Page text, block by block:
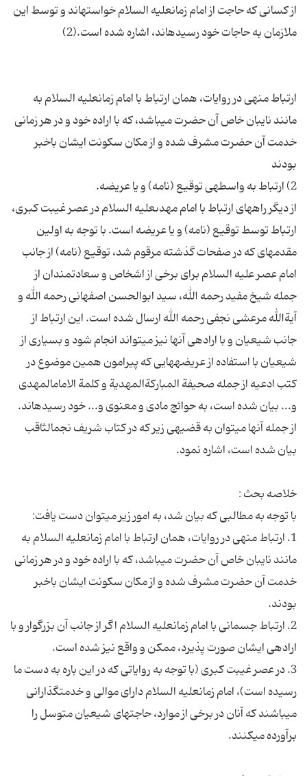
از كسانى كه حاجت از امام زمان‏علیه السلام خواسته‏اند و توسط این
ارتباط منهى در روایات، همان ارتباط با امام زمان‏علیه السلام به
مانند نایبان خاص آن حضرت مى‏باشد، كه با اراده خود و در هر زمانى
خدمت آن حضرت مشرف شده و از مكان سكونت ایشان باخبر
از دیگر راه‏هاى ارتباط با امام مهدى‏علیه السلام در عصر غیبت كبرى،
ارتباط توسط توقیع (نامه) و یا عریضه است. با توجه به اولین
مقدمه‏اى كه در صفحات گذشته مرقوم شد، توقیع (نامه) از جانب
امام عصر علیه السلام براى برخى از اشخاص و سعادتمندان از
جمله شیخ مفید رحمه الله، سید ابوالحسن اصفهانى رحمه الله و
آیةالله مرعشى نجفى رحمه الله ارسال شده است. این ارتباط از
جانب شیعیان و با اراده‏ى آنها نیز مى‏تواند انجام شود و بسیارى از
شیعیان با استفاده از عریضه‏هایى كه پیرامون همین موضوع در
كتب ادعیه از جمله صحیفة المباركةالمهدیة و كلمة الامام‏المهدى
و... بیان شده است، به حوائج مادى و معنوى و... خود رسیده‏اند.
از جمله آنها مى‏توان به قضیه‏ى زیر كه در كتاب شریف نجم‏الثاقب
1. ارتباط منهى در روایات، همان ارتباط با امام زمان‏علیه السلام به
مانند نایبان خاص آن حضرت مى‏باشد، كه با اراده خود و در هر زمانى
خدمت آن حضرت مشرف شده و از مكان سكونت ایشان باخبر
2. ارتباط جسمانى با امام زمان‏علیه السلام اگر از جانب آن بزرگوار و با
3. در عصر غیبت كبرى (با توجه به روایاتى كه در این باره به دست ما
رسیده است)، امام زمان‏علیه السلام داراى موالى و خدمت‏گذارانى
مى‏باشند كه آنان در برخى از موارد، حاجت‏هاى شیعیان متوسل را